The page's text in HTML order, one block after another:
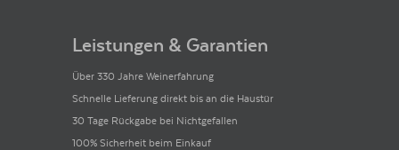
Leistungen & Garantien
Über 330 Jahre Weinerfahrung
Schnelle Lieferung direkt bis an die Haustür
30 Tage Rückgabe bei Nichtgefallen
100% Sicherheit beim Einkauf